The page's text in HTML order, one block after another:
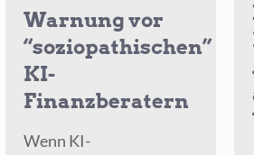
Warnung vor
“soziopathischen”
KI-
Finanzberatern
Wenn KI-